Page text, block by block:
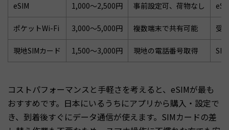
eSIM 1,000〜2,500円 事前設定可、荷物なし
ポケットWi-Fi 3,000〜5,000円 複数端末で共有可能 受
現地SIMカード 1,500〜3,000円 現地の電話番号取得
コストパフォーマンスと手軽さを考えると、eSIMが最も
おすすめです。日本にいるうちにアプリから購入・設定で
き、到着後すぐにデータ通信が使えます。SIMカードの差